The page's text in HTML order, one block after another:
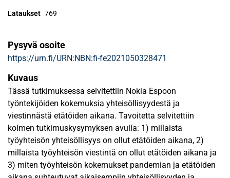
Lataukset 769
Pysyvä osoite
https://urn.fi/URN:NBN:fi-fe2021050328471
Kuvaus
Tässä tutkimuksessa selvitettiin Nokia Espoon
työntekijöiden kokemuksia yhteisöllisyydestä ja
viestinnästä etätöiden aikana. Tavoitetta selvitettiin
kolmen tutkimuskysymyksen avulla: 1) millaista
työyhteisön yhteisöllisyys on ollut etätöiden aikana, 2)
millaista työyhteisön viestintä on ollut etätöiden aikana ja
3) miten työyhteisön kokemukset pandemian ja etätöiden